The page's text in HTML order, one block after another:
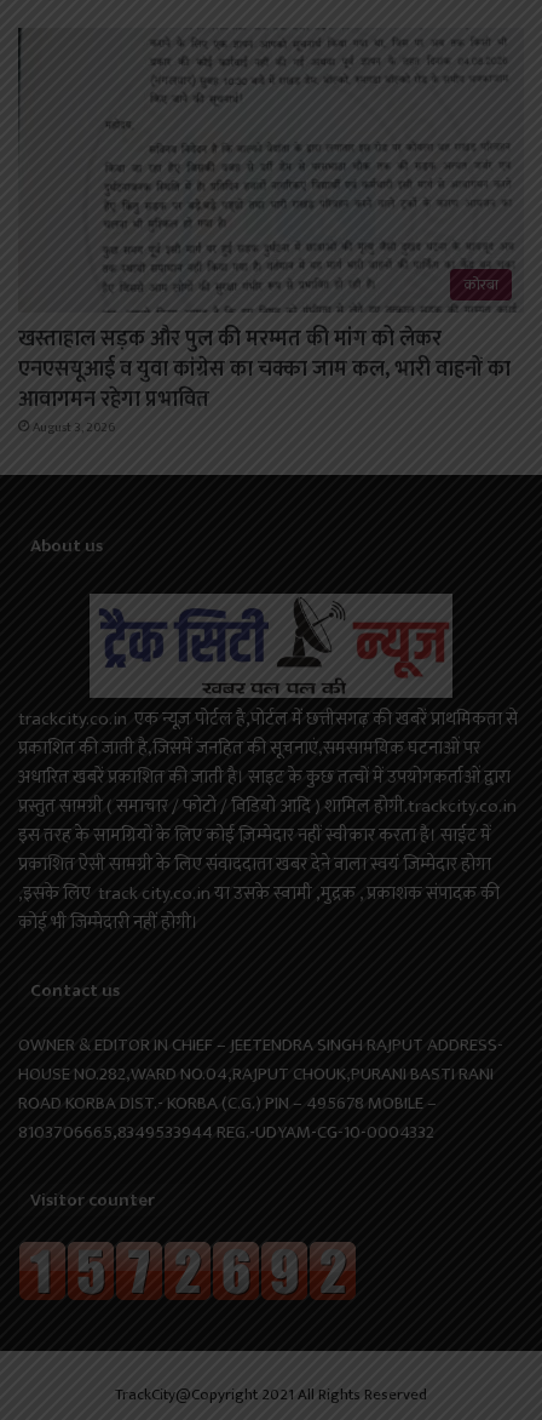
कोरबा
खस्ताहाल सड़क और पुल की मरम्मत की मांग को लेकर
एनएसयूआई व युवा कांग्रेस का चक्का जाम कल, भारी वाहनों का
आवागमन रहेगा प्रभावित
August 3, 2026
About us
trackcity.co.in एक न्यूज़ पोर्टल है,पोर्टल में छत्तीसगढ़ की खबरें प्राथमिकता से
प्रकाशित की जाती है,जिसमें जनहित की सूचनाएं,समसामयिक घटनाओं पर
अधारित खबरें प्रकाशित की जाती है। साइट के कुछ तत्वों में उपयोगकर्ताओं द्वारा
प्रस्तुत सामग्री ( समाचार / फोटो / विडियो आदि ) शामिल होगी.trackcity.co.in
इस तरह के सामग्रियों के लिए कोई ज़िम्मेदार नहीं स्वीकार करता है। साईट में
प्रकाशित ऐसी सामग्री के लिए संवाददाता खबर देने वाला स्वयं जिम्मेदार होगा
,इसके लिए track city.co.in या उसके स्वामी ,मुद्रक , प्रकाशक संपादक की
कोई भी जिम्मेदारी नहीं होगी।
Contact us
OWNER & EDITOR IN CHIEF – JEETENDRA SINGH RAJPUT ADDRESS-
HOUSE NO.282,WARD NO.04,RAJPUT CHOUK,PURANI BASTI RANI
ROAD KORBA DIST.- KORBA (C.G.) PIN – 495678 MOBILE –
8103706665,8349533944 REG.-UDYAM-CG-10-0004332
Visitor counter
TrackCity@Copyright 2021 All Rights Reserved